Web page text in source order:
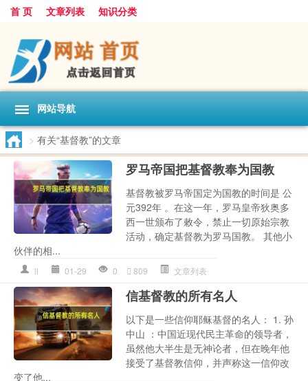
首 页 文章列表 知识分类
网站导航
> 有关“基督教”的文章
罗马帝国把基督教奉为国教
基督教被罗马帝国定为国教的时间是 公
元392年 。在这一年，罗马皇帝狄奥多
西一世颁布了敕令，禁止一切原始宗教
活动，确定基督教为罗马国教。 其他小
伙伴的相...
ll 01-29 0 809 文章列表
信基督教的所有名人
以下是一些信仰耶稣基督的名人： 1. 孙
中山 ：中国近现代民主革命的领导者，
虽然他大半生是无神论者，但在晚年他
接受了基督教信仰，并声称这一信仰改
变了他...